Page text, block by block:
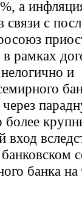
а
с
рамках
и
более
вход
банка